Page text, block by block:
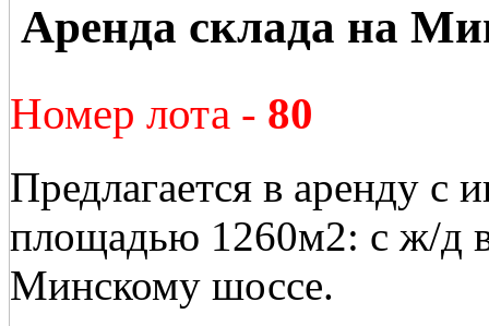
Аренда склада на
Номер лота - 80
Предлагается в аренду с
площадью 1260м2: с ж/д
Минскому шоссе.